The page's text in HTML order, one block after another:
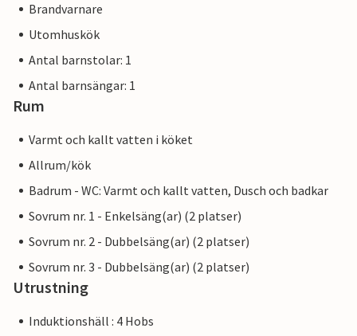
Brandvarnare
Utomhuskök
Antal barnstolar: 1
Antal barnsängar: 1
Rum
Varmt och kallt vatten i köket
Allrum/kök
Badrum - WC: Varmt och kallt vatten, Dusch och badkar
Sovrum nr. 1 - Enkelsäng(ar) (2 platser)
Sovrum nr. 2 - Dubbelsäng(ar) (2 platser)
Sovrum nr. 3 - Dubbelsäng(ar) (2 platser)
Utrustning
Induktionshäll : 4 Hobs